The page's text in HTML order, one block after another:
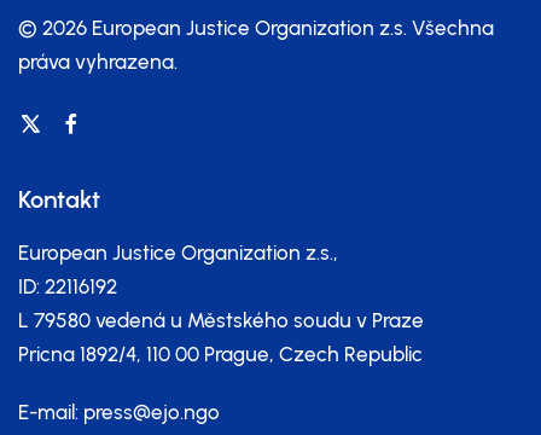
© 2026 European Justice Organization z.s. Všechna
práva vyhrazena.
Kontakt
European Justice Organization z.s.,
ID: 22116192
L 79580 vedená u Městského soudu v Praze
Pricna 1892/4, 110 00 Prague, Czech Republic
E-mail: press@ejo.ngo